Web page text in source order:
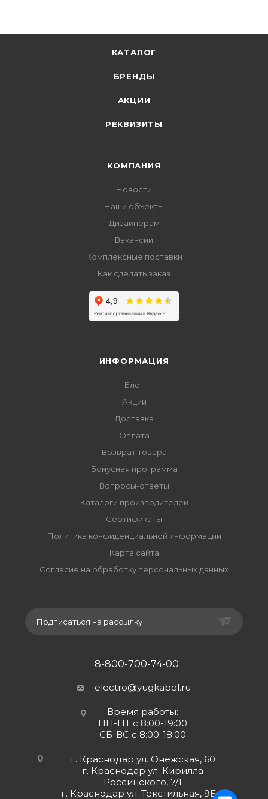
КАТАЛОГ
БРЕНДЫ
АКЦИИ
РЕКВИЗИТЫ
КОМПАНИЯ
Новости
Наши объекты
Дизайнерам
Вакансии
Комплексные поставки
Как сделать заказ
ИНФОРМАЦИЯ
Блог
Акции
Доставка
Оплата
Возврат товара
Бонусная программа
Вопросы-ответы
Каталоги производителей
Сертификаты
Политика конфиденциальной информации
Карта сайта
Согласие на обработку персональных данных
Подписаться на рассылку
8-800-700-74-00
electro@yugkabel.ru
Время работы:
ПН-ПТ с 8:00-19:00
СБ-ВС с 8:00-18:00
г. Краснодар ул. Онежская, 60
г. Краснодар ул. Кирилла
Россинского, 7/1
г. Краснодар ул. Текстильная, 9Б 2